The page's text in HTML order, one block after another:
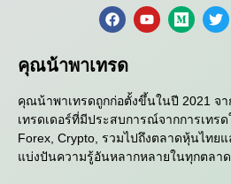
คุณน้าพาเทรด
คุณน้าพาเทรดถูกก่อตั้งขึ้นในปี 2021 จ
เทรดเดอร์ที่มีประสบการณ์จากการเทร
Forex, Crypto, รวมไปถึงตลาดหุ้นไทย
แบ่งปันความรู้อันหลากหลายในทุกตลา